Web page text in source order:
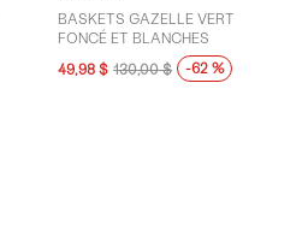
BASKETS GAZELLE VERT
FONCÉ ET BLANCHES
49,98 $ 130,00 $ -62 %